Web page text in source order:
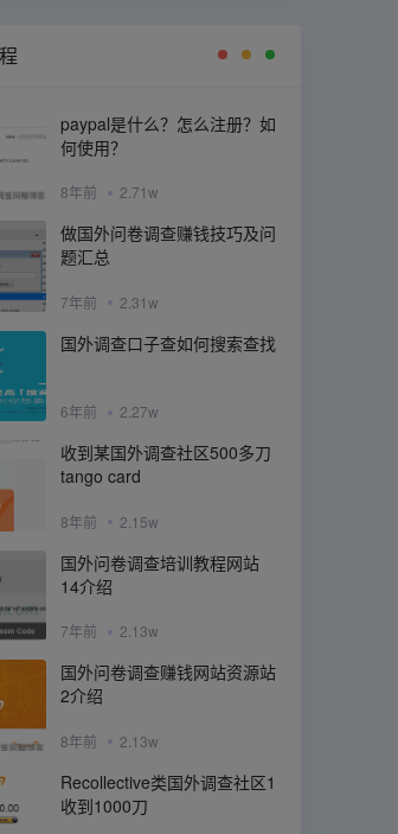
paypal是什么？怎么注册？如
何使用？
8年前 2.71w
做国外问卷调查赚钱技巧及问
题汇总
7年前 2.31w
国外调查口子查如何搜索查找
6年前 2.27w
收到某国外调查社区500多刀
tango card
8年前 2.15w
国外问卷调查培训教程网站
14介绍
7年前 2.13w
国外问卷调查赚钱网站资源站
2介绍
8年前 2.13w
Recollective类国外调查社区1
收到1000刀